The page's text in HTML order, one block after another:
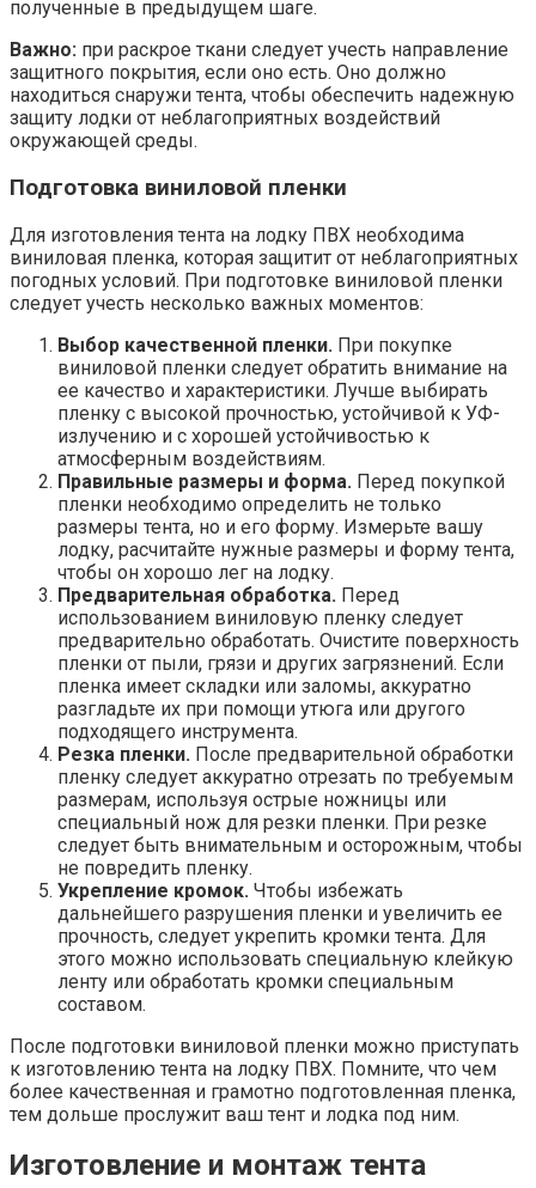
полученные в предыдущем шаге.
Важно: при раскрое ткани следует учесть направление
защитного покрытия, если оно есть. Оно должно
находиться снаружи тента, чтобы обеспечить надежную
защиту лодки от неблагоприятных воздействий
окружающей среды.
Подготовка виниловой пленки
Для изготовления тента на лодку ПВХ необходима
виниловая пленка, которая защитит от неблагоприятных
погодных условий. При подготовке виниловой пленки
следует учесть несколько важных моментов:
Выбор качественной пленки. При покупке
виниловой пленки следует обратить внимание на
ее качество и характеристики. Лучше выбирать
пленку с высокой прочностью, устойчивой к УФ-
излучению и с хорошей устойчивостью к
атмосферным воздействиям.
Правильные размеры и форма. Перед покупкой
пленки необходимо определить не только
размеры тента, но и его форму. Измерьте вашу
лодку, расчитайте нужные размеры и форму тента,
чтобы он хорошо лег на лодку.
Предварительная обработка. Перед
использованием виниловую пленку следует
предварительно обработать. Очистите поверхность
пленки от пыли, грязи и других загрязнений. Если
пленка имеет складки или заломы, аккуратно
разгладьте их при помощи утюга или другого
подходящего инструмента.
Резка пленки. После предварительной обработки
пленку следует аккуратно отрезать по требуемым
размерам, используя острые ножницы или
специальный нож для резки пленки. При резке
следует быть внимательным и осторожным, чтобы
не повредить пленку.
Укрепление кромок. Чтобы избежать
дальнейшего разрушения пленки и увеличить ее
прочность, следует укрепить кромки тента. Для
этого можно использовать специальную клейкую
ленту или обработать кромки специальным
составом.
После подготовки виниловой пленки можно приступать
к изготовлению тента на лодку ПВХ. Помните, что чем
более качественная и грамотно подготовленная пленка,
тем дольше прослужит ваш тент и лодка под ним.
Изготовление и монтаж тента